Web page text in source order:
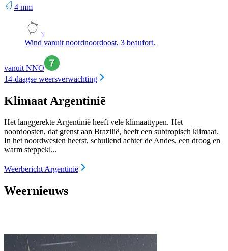
4 mm
3
Wind vanuit noordnoordoost, 3 beaufort.
vanuit NNO
14-daagse weersverwachting
Klimaat Argentinië
Het langgerekte Argentinië heeft vele klimaattypen. Het
noordoosten, dat grenst aan Brazilië, heeft een subtropisch klimaat.
In het noordwesten heerst, schuilend achter de Andes, een droog en
warm steppekl...
Weerbericht Argentinië
Weernieuws